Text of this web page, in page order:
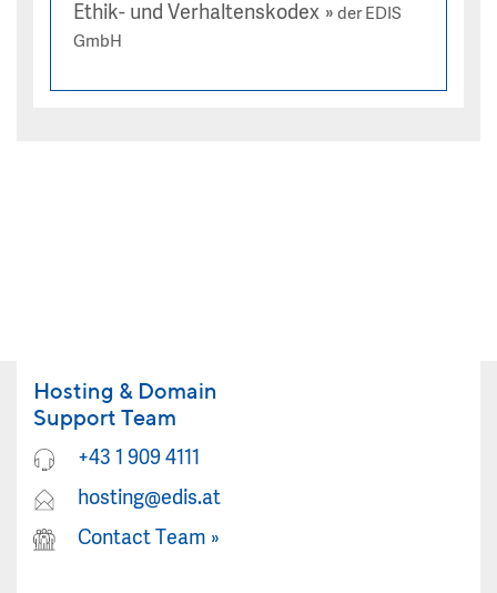
Ethik- und Verhaltenskodex
der EDIS
GmbH
Hosting & Domain
Support Team
+43 1 909 4111
hosting@edis.at
Contact Team »